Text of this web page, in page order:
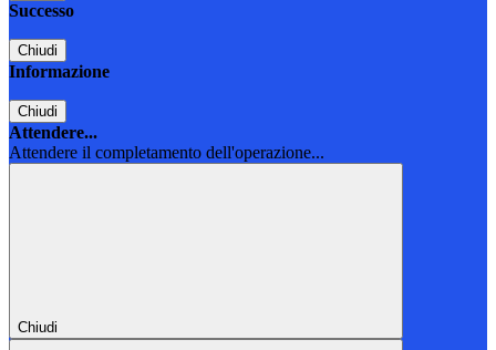
Successo
Chiudi
Informazione
Chiudi
Attendere...
Attendere il completamento dell'operazione...
Chiudi